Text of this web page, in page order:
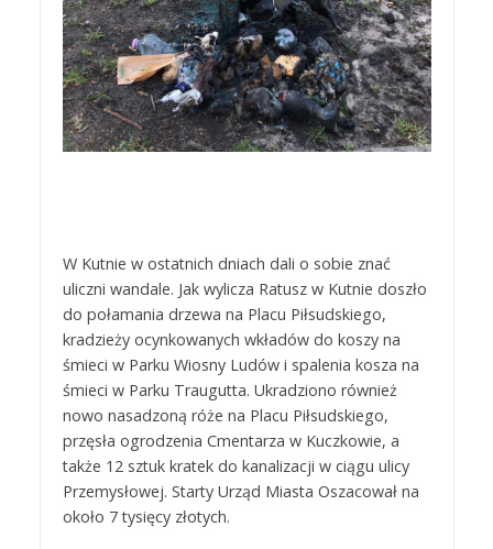
W Kutnie w ostatnich dniach dali o sobie znać
uliczni wandale. Jak wylicza Ratusz w Kutnie doszło
do połamania drzewa na Placu Piłsudskiego,
kradzieży ocynkowanych wkładów do koszy na
śmieci w Parku Wiosny Ludów i spalenia kosza na
śmieci w Parku Traugutta. Ukradziono również
nowo nasadzoną róże na Placu Piłsudskiego,
przęsła ogrodzenia Cmentarza w Kuczkowie, a
także 12 sztuk kratek do kanalizacji w ciągu ulicy
Przemysłowej. Starty Urząd Miasta Oszacował na
około 7 tysięcy złotych.